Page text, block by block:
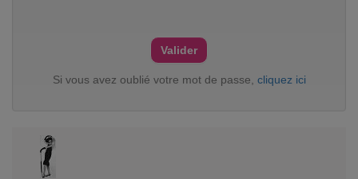
Si vous avez oublié votre mot de passe, cliquez ici